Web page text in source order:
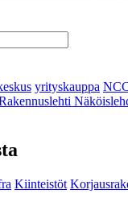
yrityskauppa
Kiinteistöt